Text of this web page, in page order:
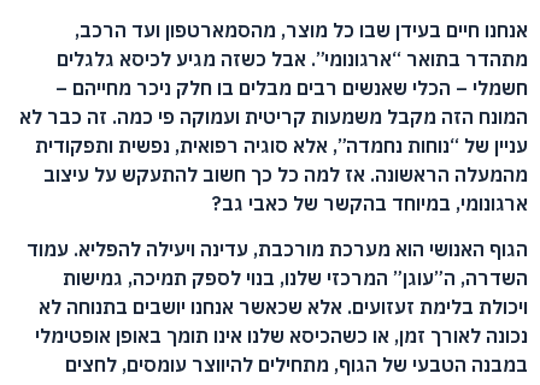
אנחנו חיים בעידן שבו כל מוצר, מהסמארטפון ועד הרכב,
מתהדר בתואר “ארגונומי”. אבל כשזה מגיע לכיסא גלגלים
חשמלי – הכלי שאנשים רבים מבלים בו חלק ניכר מחייהם –
המונח הזה מקבל משמעות קריטית ועמוקה פי כמה. זה כבר לא
עניין של “נוחות נחמדה”, אלא סוגיה רפואית, נפשית ותפקודית
מהמעלה הראשונה. אז למה כל כך חשוב להתעקש על עיצוב
ארגונומי, במיוחד בהקשר של כאבי גב?
הגוף האנושי הוא מערכת מורכבת, עדינה ויעילה להפליא. עמוד
השדרה, ה”עוגן” המרכזי שלנו, בנוי לספק תמיכה, גמישות
ויכולת בלימת זעזועים. אלא שכאשר אנחנו יושבים בתנוחה לא
נכונה לאורך זמן, או כשהכיסא שלנו אינו תומך באופן אופטימלי
במבנה הטבעי של הגוף, מתחילים להיווצר עומסים, לחצים